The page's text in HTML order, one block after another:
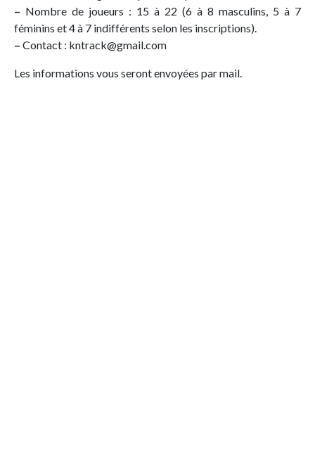
– Nombre de joueurs : 15 à 22 (6 à 8 masculins, 5 à 7
féminins et 4 à 7 indifférents selon les inscriptions).
– Contact : kntrack@gmail.com
Les informations vous seront envoyées par mail.